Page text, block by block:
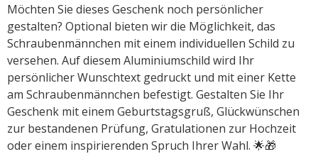
Möchten Sie dieses Geschenk noch persönlicher
gestalten? Optional bieten wir die Möglichkeit, das
Schraubenmännchen mit einem individuellen Schild zu
versehen. Auf diesem Aluminiumschild wird Ihr
persönlicher Wunschtext gedruckt und mit einer Kette
am Schraubenmännchen befestigt. Gestalten Sie Ihr
Geschenk mit einem Geburtstagsgruß, Glückwünschen
zur bestandenen Prüfung, Gratulationen zur Hochzeit
oder einem inspirierenden Spruch Ihrer Wahl. 🌟🎁